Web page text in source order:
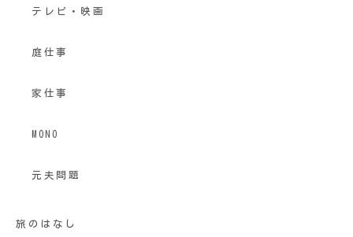
テレビ・映画
庭仕事
家仕事
MONO
元夫問題
旅のはなし